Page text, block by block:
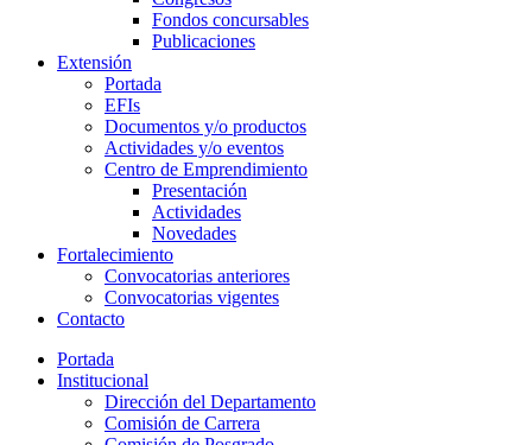
Fondos concursables
Publicaciones
Extensión
Portada
EFIs
Documentos y/o productos
Actividades y/o eventos
Centro de Emprendimiento
Presentación
Actividades
Novedades
Fortalecimiento
Convocatorias anteriores
Convocatorias vigentes
Contacto
Portada
Institucional
Dirección del Departamento
Comisión de Carrera